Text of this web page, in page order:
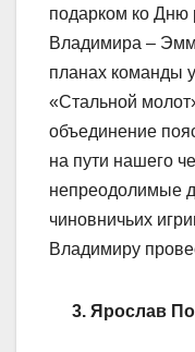
подарком ко Дню
Владимира –
планах команды
«Стальной
объединение
на пути нашего
непреодолимые
чиновничьих
Владимиру
3. Ярослав